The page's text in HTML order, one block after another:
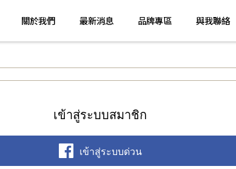
關於我們 最新消息 品牌專區 與我聯絡
เข้าสู่ระบบสมาชิก
เข้าสู่ระบบด่วน